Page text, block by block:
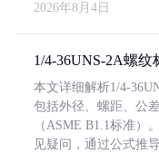
2026年8月4日
1/4-36UNS-2A螺纹
本文详细解析1/4-
包括外径、螺距、公
（ASME B1.1标准）
见疑问，通过公式推